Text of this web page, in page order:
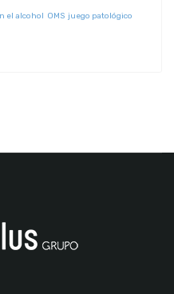
el alcohol OMS juego patológico